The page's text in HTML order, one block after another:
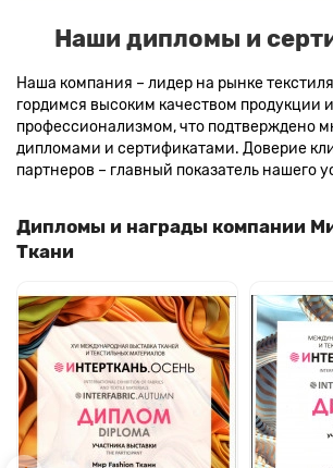
Наши дипломы и
Наша компания – лидер на рынке
гордимся высоким качеством продукции и
профессионализмом, что подтверждено
дипломами и сертификатами. Доверие
партнеров – главный показатель нашего
Дипломы и награды компании
Ткани